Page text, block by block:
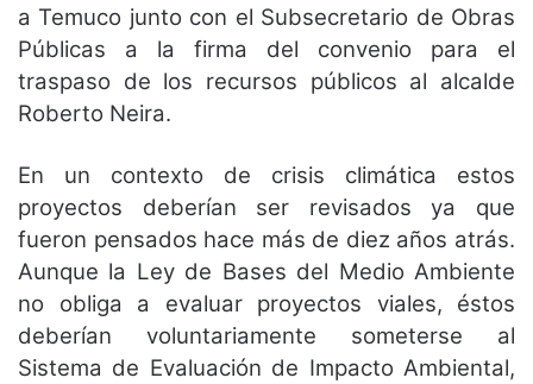
a Temuco junto con el Subsecretario de Obras
Públicas a la firma del convenio para el
traspaso de los recursos públicos al alcalde
Roberto Neira.
En un contexto de crisis climática estos
proyectos deberían ser revisados ya que
fueron pensados hace más de diez años atrás.
Aunque la Ley de Bases del Medio Ambiente
no obliga a evaluar proyectos viales, éstos
deberían voluntariamente someterse al
Sistema de Evaluación de Impacto Ambiental,